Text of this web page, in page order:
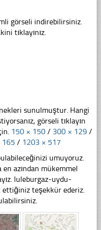
görseli indirebilirsiniz.
tıklayınız.
sunulmuştur. Hangi
görseli tıklayın
150 × 150 / 300 × 129 /
165 / 1203 × 517
umuyoruz.
azından mükemmel
luleburgaz-uydu-
teşekkür ederiz.